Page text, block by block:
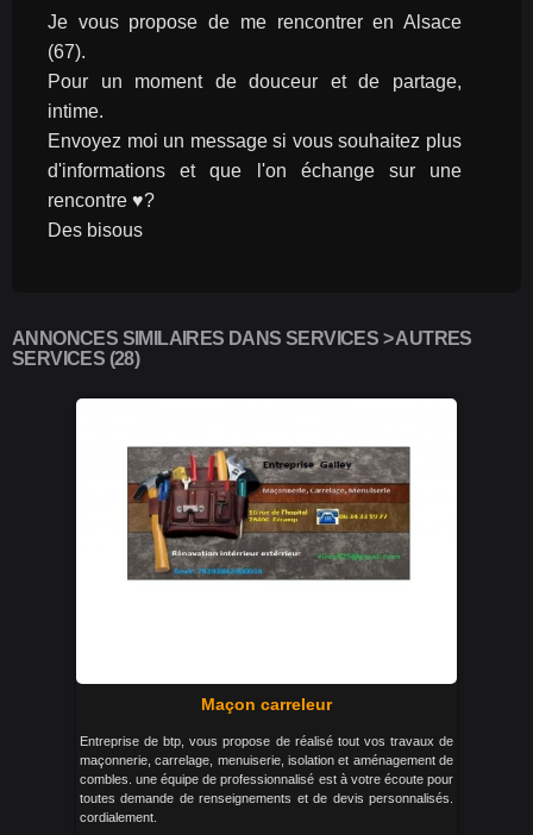
Je vous propose de me rencontrer en Alsace
(67).
Pour un moment de douceur et de partage,
intime.
Envoyez moi un message si vous souhaitez plus
d'informations et que l'on échange sur une
rencontre ♥?
Des bisous
ANNONCES SIMILAIRES DANS SERVICES > AUTRES
SERVICES (28)
Maçon carreleur
Entreprise de btp, vous propose de réalisé tout vos travaux de
maçonnerie, carrelage, menuiserie, isolation et aménagement de
combles. une équipe de professionnalisé est à votre écoute pour
toutes demande de renseignements et de devis personnalisés.
cordialement.